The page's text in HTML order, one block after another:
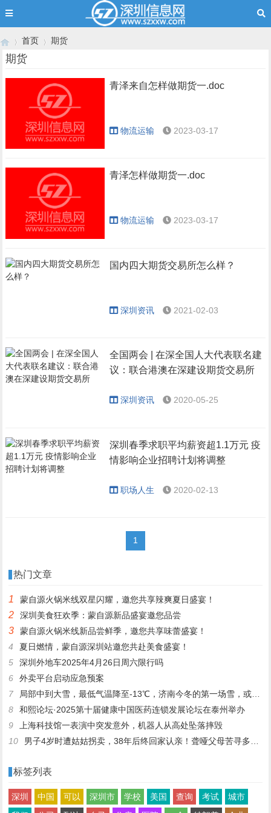
首页
›
期货
期货
青泽来自怎样做期货一.doc
物流运输 2023-03-17
青泽怎样做期货一.doc
物流运输 2023-03-17
国内四大期货交易所怎么样？
深圳资讯 2021-02-03
全国两会 | 在深全国人大代表联名建
议：联合港澳在深建设期货交易所
深圳资讯 2020-05-25
深圳春季求职平均薪资超1.1万元 疫
情影响企业招聘计划将调整
职场人生 2020-02-13
1
热门文章
1 蒙自源火锅米线双星闪耀，邀您共享辣爽夏日盛宴！
2 深圳美食狂欢季：蒙自源新品盛宴邀您品尝
3
蒙自源火锅米线新品尝鲜季，邀您共享味蕾盛宴！
4
夏日燃情，蒙自源深圳站邀您共赴美食盛宴！
5
深圳外地车2025年4月26日周六限行吗
6
外卖平台启动应急预案
7
局部中到大雪，最低气温降至-13℃，济南今冬的第一场雪，或跟去年同一时间！
8
和熙论坛·2025第十届健康中国医药连锁发展论坛在泰州举办
9
上海科技馆一表演中突发意外，机器人从高处坠落摔毁
10
男子4岁时遭姑姑拐卖，38年后终回家认亲！聋哑父母苦寻多年，母亲已抱憾离世丨红星寻人
标签列表
深圳 中国 可以 深圳市 学校 美国 查询 考试
城市